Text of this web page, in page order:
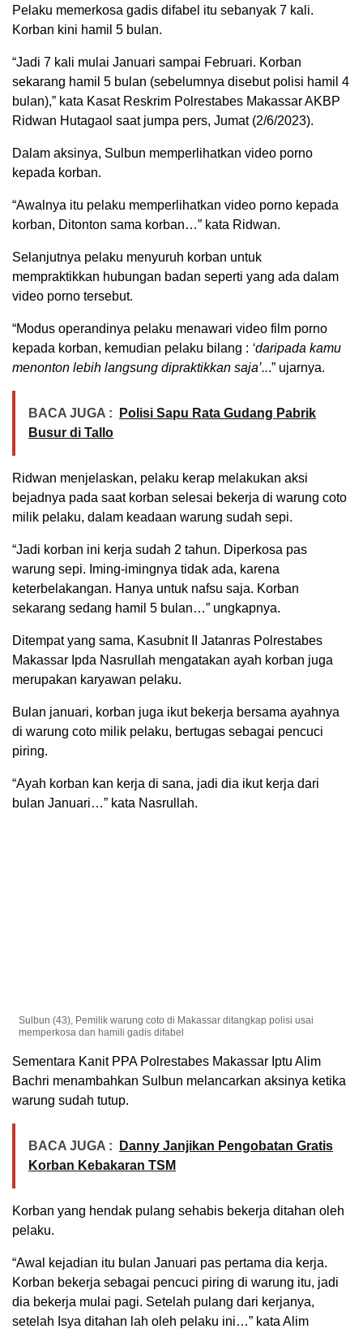
Pelaku memerkosa gadis difabel itu sebanyak 7 kali.
Korban kini hamil 5 bulan.
“Jadi 7 kali mulai Januari sampai Februari. Korban
sekarang hamil 5 bulan (sebelumnya disebut polisi hamil 4
bulan),” kata Kasat Reskrim Polrestabes Makassar AKBP
Ridwan Hutagaol saat jumpa pers, Jumat (2/6/2023).
Dalam aksinya, Sulbun memperlihatkan video porno
kepada korban.
“Awalnya itu pelaku memperlihatkan video porno kepada
korban, Ditonton sama korban…” kata Ridwan.
Selanjutnya pelaku menyuruh korban untuk
mempraktikkan hubungan badan seperti yang ada dalam
video porno tersebut.
“Modus operandinya pelaku menawari video film porno
kepada korban, kemudian pelaku bilang : ‘daripada kamu
menonton lebih langsung dipraktikkan saja’...” ujarnya.
BACA JUGA :
Polisi Sapu Rata Gudang Pabrik
Busur di Tallo
Ridwan menjelaskan, pelaku kerap melakukan aksi
bejadnya pada saat korban selesai bekerja di warung coto
milik pelaku, dalam keadaan warung sudah sepi.
“Jadi korban ini kerja sudah 2 tahun. Diperkosa pas
warung sepi. Iming-imingnya tidak ada, karena
keterbelakangan. Hanya untuk nafsu saja. Korban
sekarang sedang hamil 5 bulan…” ungkapnya.
Ditempat yang sama, Kasubnit II Jatanras Polrestabes
Makassar Ipda Nasrullah mengatakan ayah korban juga
merupakan karyawan pelaku.
Bulan januari, korban juga ikut bekerja bersama ayahnya
di warung coto milik pelaku, bertugas sebagai pencuci
piring.
“Ayah korban kan kerja di sana, jadi dia ikut kerja dari
bulan Januari…” kata Nasrullah.
Sulbun (43), Pemilik warung coto di Makassar ditangkap polisi usai
memperkosa dan hamili gadis difabel
Sementara Kanit PPA Polrestabes Makassar Iptu Alim
Bachri menambahkan Sulbun melancarkan aksinya ketika
warung sudah tutup.
BACA JUGA :
Danny Janjikan Pengobatan Gratis
Korban Kebakaran TSM
Korban yang hendak pulang sehabis bekerja ditahan oleh
pelaku.
“Awal kejadian itu bulan Januari pas pertama dia kerja.
Korban bekerja sebagai pencuci piring di warung itu, jadi
dia bekerja mulai pagi. Setelah pulang dari kerjanya,
setelah Isya ditahan lah oleh pelaku ini…” kata Alim